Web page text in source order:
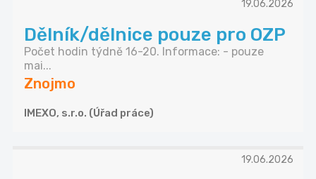
19.06.2026
Dělník/dělnice pouze pro OZP
Počet hodin týdně 16-20. Informace: - pouze
mai...
Znojmo
IMEXO, s.r.o. (Úřad práce)
19.06.2026